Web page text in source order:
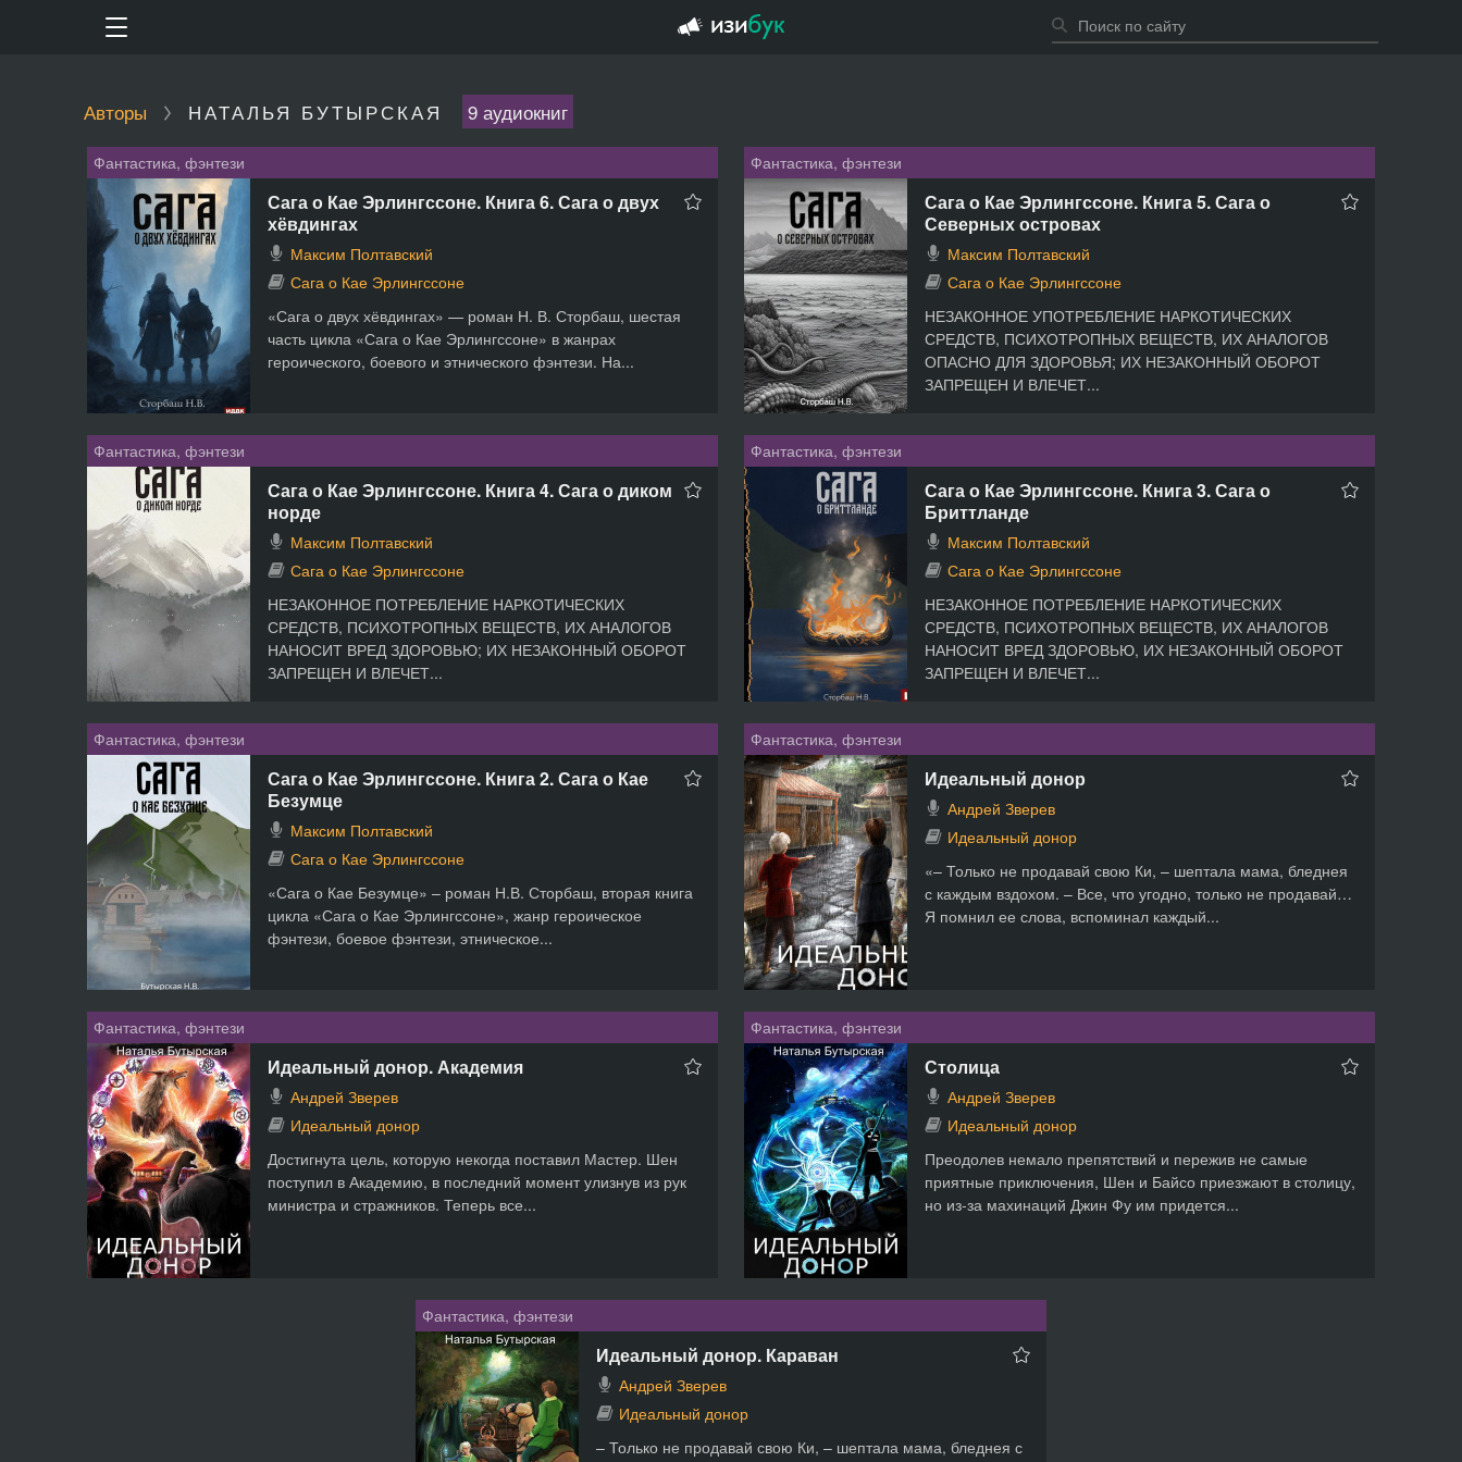
Авторы НАТАЛЬЯ БУТЫРСКАЯ 9 аудиокниг
Фантастика, фэнтези
Сага о Кае Эрлингссоне. Книга 6. Сага о двух
хёвдингах
Максим Полтавский
Сага о Кае Эрлингссоне
«Сага о двух хёвдингах» — роман Н. В. Сторбаш, шестая
часть цикла «Сага о Кае Эрлингссоне» в жанрах
героического, боевого и этнического фэнтези. На...
Фантастика, фэнтези
Сага о Кае Эрлингссоне. Книга 5. Сага о
Северных островах
Максим Полтавский
Сага о Кае Эрлингссоне
НЕЗАКОННОЕ УПОТРЕБЛЕНИЕ НАРКОТИЧЕСКИХ
СРЕДСТВ, ПСИХОТРОПНЫХ ВЕЩЕСТВ, ИХ АНАЛОГОВ
ОПАСНО ДЛЯ ЗДОРОВЬЯ; ИХ НЕЗАКОННЫЙ ОБОРОТ
ЗАПРЕЩЕН И ВЛЕЧЕТ...
Фантастика, фэнтези
Сага о Кае Эрлингссоне. Книга 4. Сага о диком
норде
Максим Полтавский
Сага о Кае Эрлингссоне
НЕЗАКОННОЕ ПОТРЕБЛЕНИЕ НАРКОТИЧЕСКИХ
СРЕДСТВ, ПСИХОТРОПНЫХ ВЕЩЕСТВ, ИХ АНАЛОГОВ
НАНОСИТ ВРЕД ЗДОРОВЬЮ; ИХ НЕЗАКОННЫЙ ОБОРОТ
ЗАПРЕЩЕН И ВЛЕЧЕТ...
Фантастика, фэнтези
Сага о Кае Эрлингссоне. Книга 3. Сага о
Бриттланде
Максим Полтавский
Сага о Кае Эрлингссоне
НЕЗАКОННОЕ ПОТРЕБЛЕНИЕ НАРКОТИЧЕСКИХ
СРЕДСТВ, ПСИХОТРОПНЫХ ВЕЩЕСТВ, ИХ АНАЛОГОВ
НАНОСИТ ВРЕД ЗДОРОВЬЮ, ИХ НЕЗАКОННЫЙ ОБОРОТ
ЗАПРЕЩЕН И ВЛЕЧЕТ...
Фантастика, фэнтези
Сага о Кае Эрлингссоне. Книга 2. Сага о Кае
Безумце
Максим Полтавский
Сага о Кае Эрлингссоне
«Сага о Кае Безумце» – роман Н.В. Сторбаш, вторая книга
цикла «Сага о Кае Эрлингссоне», жанр героическое
фэнтези, боевое фэнтези, этническое...
Фантастика, фэнтези
Идеальный донор
Андрей Зверев
Идеальный донор
«– Только не продавай свою Ки, – шептала мама, бледнея
с каждым вздохом. – Все, что угодно, только не продавай…
Я помнил ее слова, вспоминал каждый...
Фантастика, фэнтези
Идеальный донор. Академия
Андрей Зверев
Идеальный донор
Достигнута цель, которую некогда поставил Мастер. Шен
поступил в Академию, в последний момент улизнув из рук
министра и стражников. Теперь все...
Фантастика, фэнтези
Столица
Андрей Зверев
Идеальный донор
Преодолев немало препятствий и пережив не самые
приятные приключения, Шен и Байсо приезжают в столицу,
но из-за махинаций Джин Фу им придется...
Фантастика, фэнтези
Идеальный донор. Караван
Андрей Зверев
Идеальный донор
– Только не продавай свою Ки, – шептала мама, бледнея с